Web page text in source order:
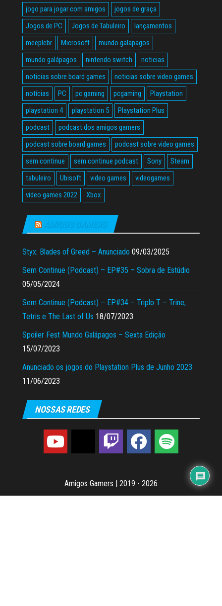
jogo para jogar com amigos
jogos de graça
Jogos de PC
Jogos de Tabuleiro
lançamentos
meeplebr
Microsoft
mundo galapagos
mundo galápagos
nintendo switch
noticias
noticias sobre board games
noticias sobre video games
notícias
PC pc gaming pcgaming
Playstation
playstation 4
playstation 5
Playstation Plus
podcast
podcast dos amigos gamers
podcast sobre board games
podcast sobre video games
sem continue
sem continue podcast Sony
Steam
tabuleiro
Ubisoft video games
videogames
video games 2022
Xbox
AMIGOS GAMERS
Styx: Blades of Greed – Anunciado 09/03/2025
Sem Continue (Podcast) – EP#35 – Sobra de Estúdio
05/05/2024
Sem Continue (Podcast) – EP#34 – Triplo T – Trine,
Tetris e The Last of Us 18/07/2023
Spoiler Fest Mundo Galápagos – Sexta Edição
15/07/2023
Anunciado os jogos do Playstation Plus de Junho 2023
11/06/2023
NOSSAS REDES
Amigos Gamers | 2019 - 2026